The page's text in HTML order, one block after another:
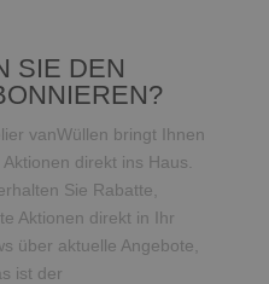
SIE DEN
vanWüllen bringt Ihnen
direkt ins Haus.
Sie Rabatte,
Aktionen direkt in Ihr
über aktuelle Angebote,
ist der